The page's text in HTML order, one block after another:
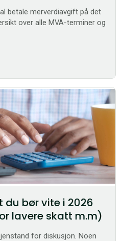
betale merverdiavgift på det
over alle MVA-terminer og
du bør vite i 2026
lavere skatt m.m)
for diskusjon. Noen